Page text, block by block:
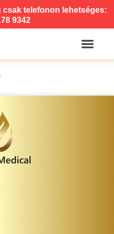
csak telefonon lehetséges:
9342